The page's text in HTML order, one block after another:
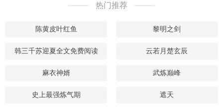
热门推荐
陈黄皮叶红鱼 黎明之剑
韩三千苏迎夏全文免费阅读 云若月楚玄辰
麻衣神婿 武炼巅峰
史上最强炼气期 遮天